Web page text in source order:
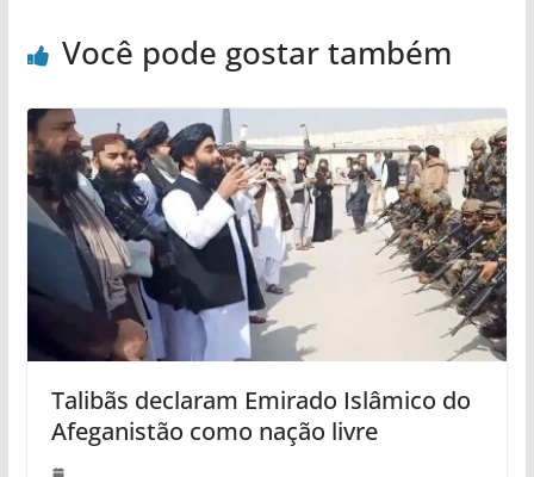
Você pode gostar também
Talibãs declaram Emirado Islâmico do
Afeganistão como nação livre